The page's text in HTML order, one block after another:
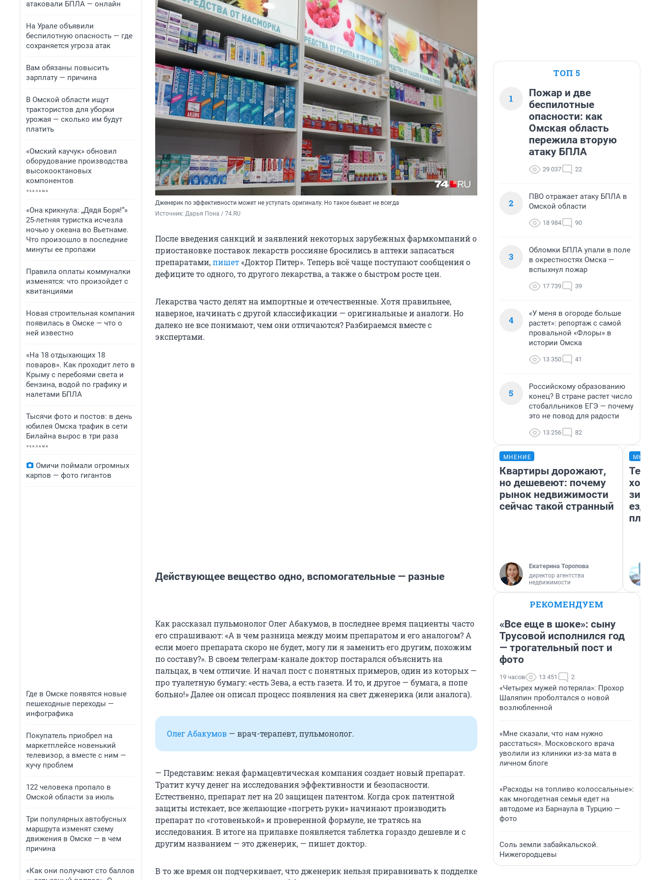
атаковали БПЛА — онлайн
На Урале объявили
беспилотную опасность — где
сохраняется угроза атак
Вам обязаны повысить
зарплату — причина
В Омской области ищут
трактористов для уборки
урожая — сколько им будут
платить
«Омский каучук» обновил
оборудование производства
высокооктановых
компонентов
«Она крикнула: „Дядя Боря!“»
25-летняя туристка исчезла
ночью у океана во Вьетнаме.
Что произошло в последние
минуты ее пропажи
Правила оплаты коммуналки
изменятся: что произойдет с
квитанциями
Новая строительная компания
появилась в Омске — что о
ней известно
«На 18 отдыхающих 18
поваров». Как проходит лето в
Крыму с перебоями света и
бензина, водой по графику и
налетами БПЛА
Тысячи фото и постов: в день
юбилея Омска трафик в сети
Билайна вырос в три раза
Омичи поймали огромных
карпов — фото гигантов
Где в Омске появятся новые
пешеходные переходы —
инфографика
Покупатель приобрел на
маркетплейсе новенький
телевизор, а вместе с ним —
кучу проблем
122 человека пропало в
Омской области за июль
Три популярных автобусных
маршрута изменят схему
движения в Омске — в чем
причина
«Как они получают сто баллов
Дженерик по эффективности может не уступать оригиналу. Но такое бывает не всегда
Источник: Дарья Пона / 74.RU
После введения санкций и заявлений некоторых зарубежных фармкомпаний о
приостановке поставок лекарств россияне бросились в аптеки запасаться
препаратами,пишет«Доктор Питер». Теперь всё чаще поступают сообщения о
дефиците то одного, то другого лекарства, а также о быстром росте цен.
Лекарства часто делят на импортные и отечественные. Хотя правильнее,
наверное, начинать с другой классификации — оригинальные и аналоги. Но
далеко не все понимают, чем они отличаются? Разбираемся вместе с
экспертами.
Действующее вещество одно, вспомогательные — разные
Как рассказал пульмонолог Олег Абакумов, в последнее время пациенты часто
его спрашивают: «А в чем разница между моим препаратом и его аналогом? А
если моего препарата скоро не будет, могу ли я заменить его другим, похожим
по составу?». В своем телеграм-канале доктор постарался объяснить на
пальцах, в чем отличие. И начал пост с понятных примеров, один из которых —
про туалетную бумагу: «есть Зева, а есть газета. И то, и другое — бумага, а попе
больно!» Далее он описал процесс появления на свет дженерика (или аналога).
Олег Абакумов — врач-терапевт, пульмонолог.
— Представим: некая фармацевтическая компания создает новый препарат.
Тратит кучу денег на исследования эффективности и безопасности.
Естественно, препарат лет на 20 защищен патентом. Когда срок патентной
защиты истекает, все желающие «погреть руки» начинают производить
препарат по «готовенькой» и проверенной формуле, не тратясь на
исследования. В итоге на прилавке появляется таблетка гораздо дешевле и с
другим названием — это дженерик, — пишет доктор.
В то же время он подчеркивает, что дженерик нельзя приравнивать к подделке
ТОП 5
1
Пожар и две
беспилотные
опасности: как
Омская область
пережила вторую
атаку БПЛА
29 037 22
2
ПВО отражает атаку БПЛА в
Омской области
18 984 90
3
Обломки БПЛА упали в поле
в окрестностях Омска —
вспыхнул пожар
17 739 39
4
«У меня в огороде больше
растет»: репортаж с самой
провальной «Флоры» в
истории Омска
13 350 41
5
Российскому образованию
конец? В стране растет число
стобалльников ЕГЭ — почему
это не повод для радости
13 256 82
МНЕНИЕ
Квартиры дорожают,
но дешевеют: почему
рынок недвижимости
сейчас такой странный
Екатерина Торопова
директор агентства
недвижимости
ездит
РЕКОМЕНДУЕМ
«Все еще в шоке»: сыну
Трусовой исполнился год
— трогательный пост и
фото
19 часов 13 451 2
«Четырех мужей потеряла»: Прохор
Шаляпин проболтался о новой
возлюбленной
«Мне сказали, что нам нужно
расстаться». Московского врача
уволили из клиники из-за мата в
личном блоге
«Расходы на топливо колоссальные»:
как многодетная семья едет на
автодоме из Барнаула в Турцию —
фото
Соль земли забайкальской.
Нижегородцевы